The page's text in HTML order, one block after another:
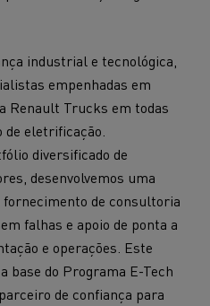
industrial e tecnológica,
empenhadas em
Renault Trucks em todas
eletrificação.
diversificado de
desenvolvemos uma
de consultoria
falhas e apoio de ponta a
e operações. Este
base do Programa E-Tech
de confiança para